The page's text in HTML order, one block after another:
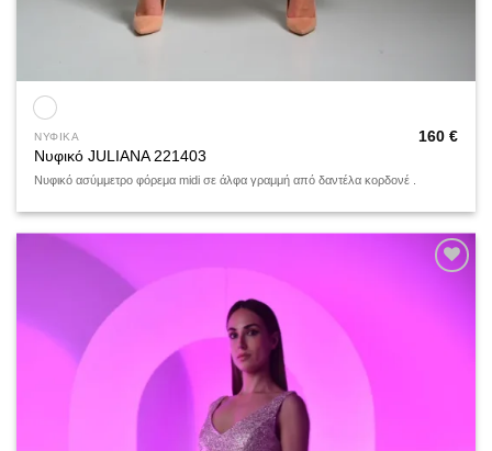
ΝΥΦΙΚΑ
Νυφικό JULIANA 221403
160 €
Νυφικό ασύμμετρο φόρεμα midi σε άλφα γραμμή από δαντέλα κορδονέ .